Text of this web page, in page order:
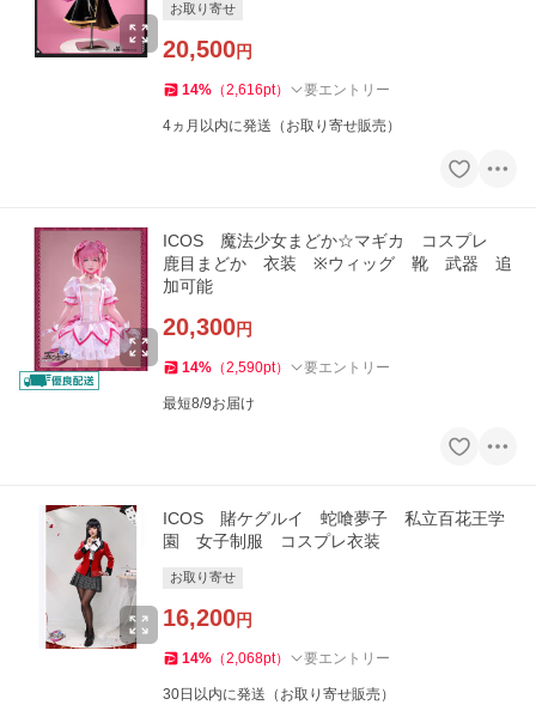
お取り寄せ
20,500円
14% （2,616pt） 要エントリー
4ヵ月以内に発送（お取り寄せ販売）
ICOS 魔法少女まどか☆マギカ コスプレ
鹿目まどか 衣装 ※ウィッグ 靴 武器 追
加可能
20,300円
14% （2,590pt） 要エントリー
最短8/9お届け
ICOS 賭ケグルイ 蛇喰夢子 私立百花王学
園 女子制服 コスプレ衣装
お取り寄せ
16,200円
14% （2,068pt） 要エントリー
30日以内に発送（お取り寄せ販売）